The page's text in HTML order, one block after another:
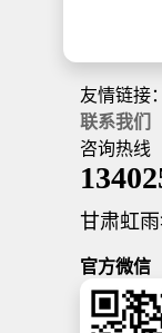
友情链接：
联系我们
咨询热线
甘肃虹
官方微信